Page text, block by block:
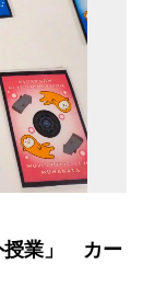
授業」 カー